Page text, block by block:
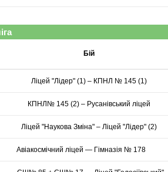
Бій
Ліцей "Лідер" (1) – КПНЛ № 145 (1)
КПНЛ№ 145 (2) – Русанівський ліцей
Ліцей "Наукова Зміна" – Ліцей "Лідер" (2)